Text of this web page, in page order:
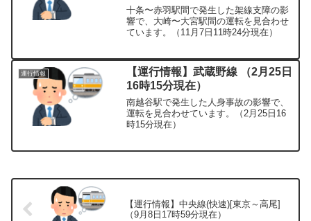
十条〜赤羽駅間で発生した架線支障の影
響で、大崎〜大宮駅間の運転を見合わせ
ています。（11月7日11時24分現在）
運行情報
【運行情報】武蔵野線 （2月25日
16時15分現在）
南越谷駅で発生した人身事故の影響で、
運転を見合わせています。（2月25日16
時15分現在）
【運行情報】中央線(快速)[東京～高尾]
（9月8日17時59分現在）